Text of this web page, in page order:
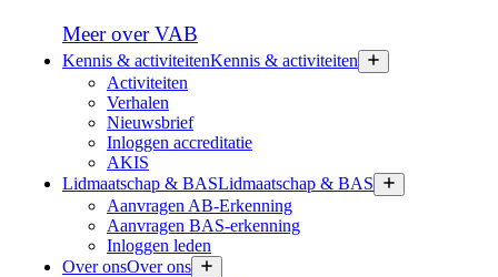
Meer over VAB
Kennis & activiteitenKennis & activiteiten
Activiteiten
Verhalen
Nieuwsbrief
Inloggen accreditatie
AKIS
Lidmaatschap & BASLidmaatschap & BAS
Aanvragen AB-Erkenning
Aanvragen BAS-erkenning
Inloggen leden
Over onsOver ons